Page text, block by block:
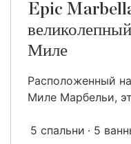
Epic
Миле
Расположенный
Миле Марбельи,
5 спальни 5